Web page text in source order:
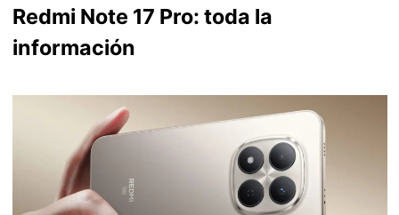
Redmi Note 17 Pro: toda la
información